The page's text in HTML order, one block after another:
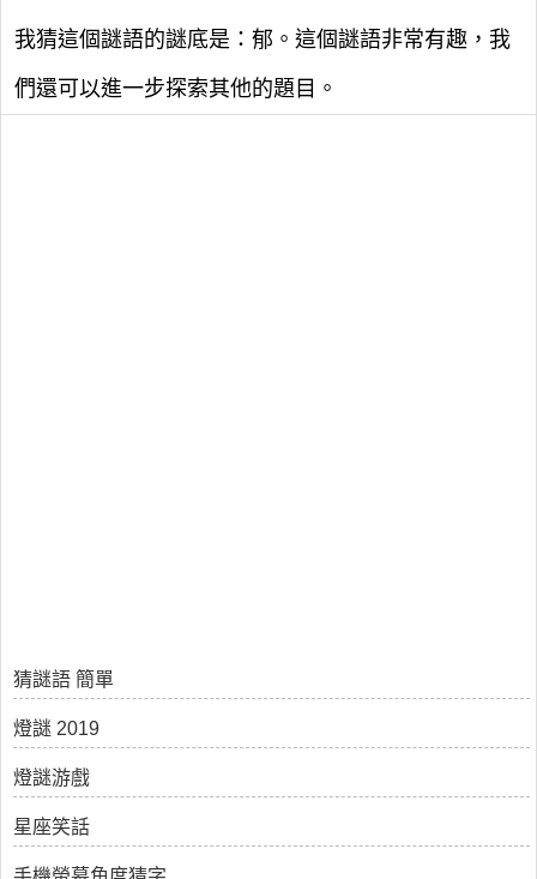
我猜這個謎語的謎底是：郁。這個謎語非常有趣，我
們還可以進一步探索其他的題目。
猜謎語 簡單
燈謎 2019
燈謎游戲
星座笑話